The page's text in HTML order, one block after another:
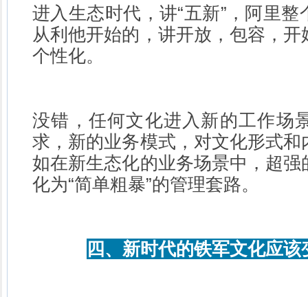
进入生态时代，讲“五新”，阿里
从利他开始的，讲开放，包容，
个性化。
没错，任何文化进入新的工作场
求，新的业务模式，对文化形式
如在新生态化的业务场景中，超
化为“简单粗暴”的管理套路。
四、新时代的铁军文化应